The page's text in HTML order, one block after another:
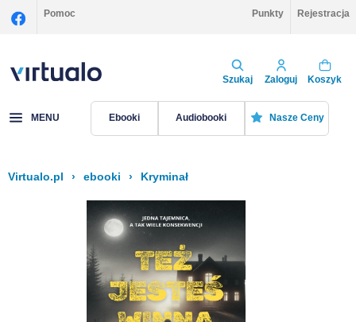
Pomoc Punkty Rejestracja
Szukaj Zaloguj Koszyk
MENU Ebooki Audiobooki Nasze Ceny
Virtualo.pl › ebooki › Kryminał